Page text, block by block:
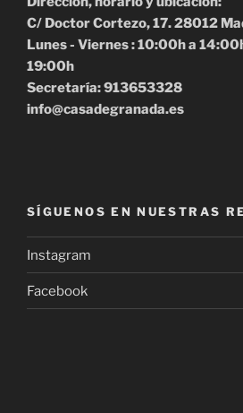
C/ Doctor Cortezo, 17. 28012
Lunes - Viernes : 10:00h a
19:00h
Secretaría: 913653328
info@casadegranada.es
SÍGUENOS EN NUESTRAS
Instagram
Facebook